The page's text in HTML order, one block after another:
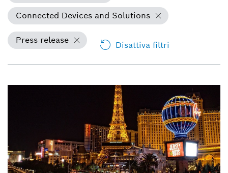
Connected Devices and Solutions
Press release Disattiva filtri